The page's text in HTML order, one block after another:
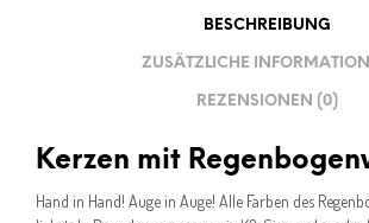
BESCHREIBUNG
ZUSÄTZLICHE
REZENSIONEN (0)
Kerzen mit
Hand in Hand! Auge in Auge! Alle Farben des